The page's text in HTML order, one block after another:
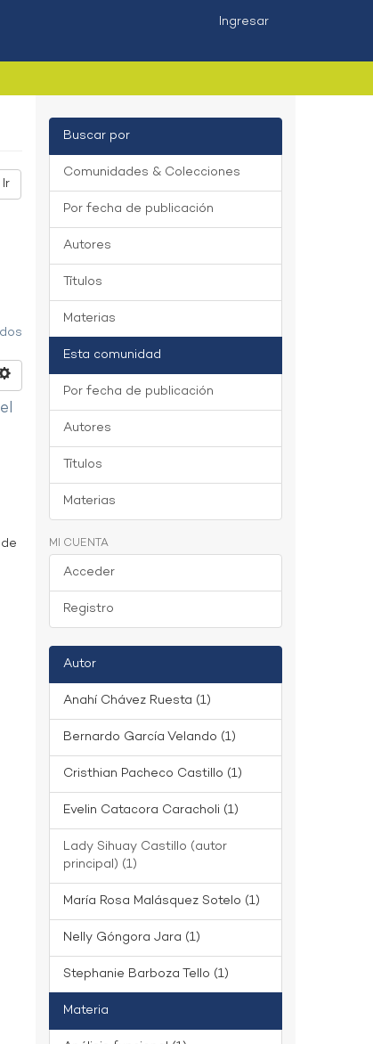
Ingresar
Ir
Buscar por
Comunidades & Colecciones
Por fecha de publicación
Autores
Títulos
Materias
Esta comunidad
Por fecha de publicación
Autores
Títulos
Materias
MI CUENTA
Acceder
Registro
Autor
Anahí Chávez Ruesta (1)
Bernardo García Velando (1)
Cristhian Pacheco Castillo (1)
Evelin Catacora Caracholi (1)
Lady Sihuay Castillo (autor
principal) (1)
María Rosa Malásquez Sotelo (1)
Nelly Góngora Jara (1)
Stephanie Barboza Tello (1)
Materia